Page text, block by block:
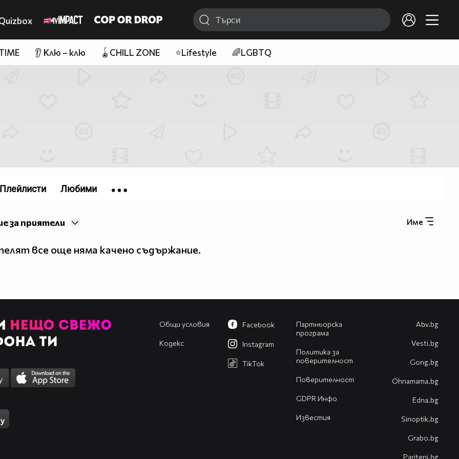
👂 Клю – клю 🪀CHILL ZONE ⭐Lifestyle 🌈LGBTQ
Име
за приятели
все още няма качено съдържание.
Плейлисти Любими
Общи условия
Кодекс
Партньорска
програма
Политика за
поверителност
Поверителност
GDPR Инфо
Известия
Facebook
Instagram
TikTok
Abv.bg
Vesti.bg
Gong.bg
Оhnamama.bg
Edna.bg
Sinoptik.bg
Grabo.bg
Pariteni.bg